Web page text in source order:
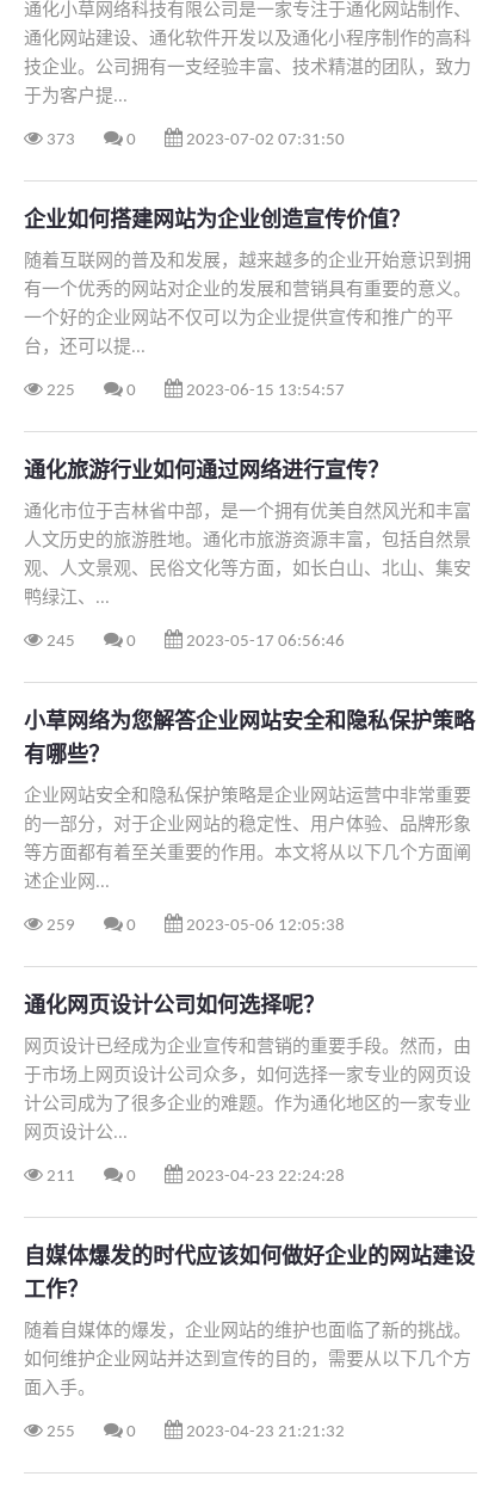
通化小草网络科技有限公司是一家专注于通化网站制作、
通化网站建设、通化软件开发以及通化小程序制作的高科
技企业。公司拥有一支经验丰富、技术精湛的团队，致力
于为客户提...
373 0 2023-07-02 07:31:50
企业如何搭建网站为企业创造宣传价值？
随着互联网的普及和发展，越来越多的企业开始意识到拥
有一个优秀的网站对企业的发展和营销具有重要的意义。
一个好的企业网站不仅可以为企业提供宣传和推广的平
台，还可以提...
225 0 2023-06-15 13:54:57
通化旅游行业如何通过网络进行宣传？
​通化市位于吉林省中部，是一个拥有优美自然风光和丰富
人文历史的旅游胜地。通化市旅游资源丰富，包括自然景
观、人文景观、民俗文化等方面，如长白山、北山、集安
鸭绿江、...
245 0 2023-05-17 06:56:46
小草网络为您解答企业网站安全和隐私保护策略
有哪些？
​企业网站安全和隐私保护策略是企业网站运营中非常重要
的一部分，对于企业网站的稳定性、用户体验、品牌形象
等方面都有着至关重要的作用。本文将从以下几个方面阐
述企业网...
259 0 2023-05-06 12:05:38
通化网页设计公司如何选择呢？
网页设计已经成为企业宣传和营销的重要手段。然而，由
于市场上网页设计公司众多，如何选择一家专业的网页设
计公司成为了很多企业的难题。作为通化地区的一家专业
网页设计公...
211 0 2023-04-23 22:24:28
自媒体爆发的时代应该如何做好企业的网站建设
工作？
​随着自媒体的爆发，企业网站的维护也面临了新的挑战。
如何维护企业网站并达到宣传的目的，需要从以下几个方
面入手。
255 0 2023-04-23 21:21:32